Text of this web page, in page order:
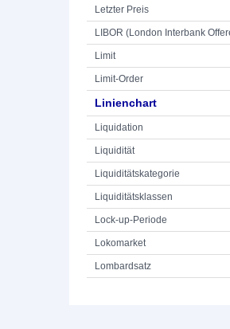
Letzter Preis
LIBOR (London Interbank
Limit
Limit-Order
Linienchart
Liquidation
Liquidität
Liquiditätskategorie
Liquiditätsklassen
Lock-up-Periode
Lokomarket
Lombardsatz